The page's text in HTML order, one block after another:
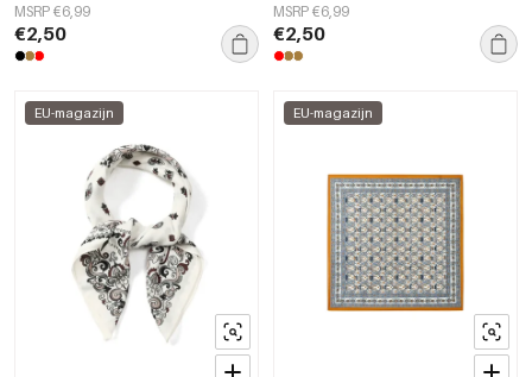
MSRP €6,99
€2,50
MSRP €6,99
€2,50
EU-magazijn EU-magazijn